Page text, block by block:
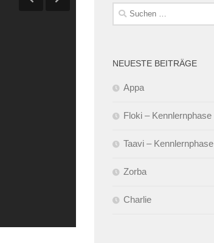
Suchen
nach:
NEUESTE BEITRÄGE
Appa
Floki – Kennlernphase
Taavi – Kennlernphase
Zorba
Charlie